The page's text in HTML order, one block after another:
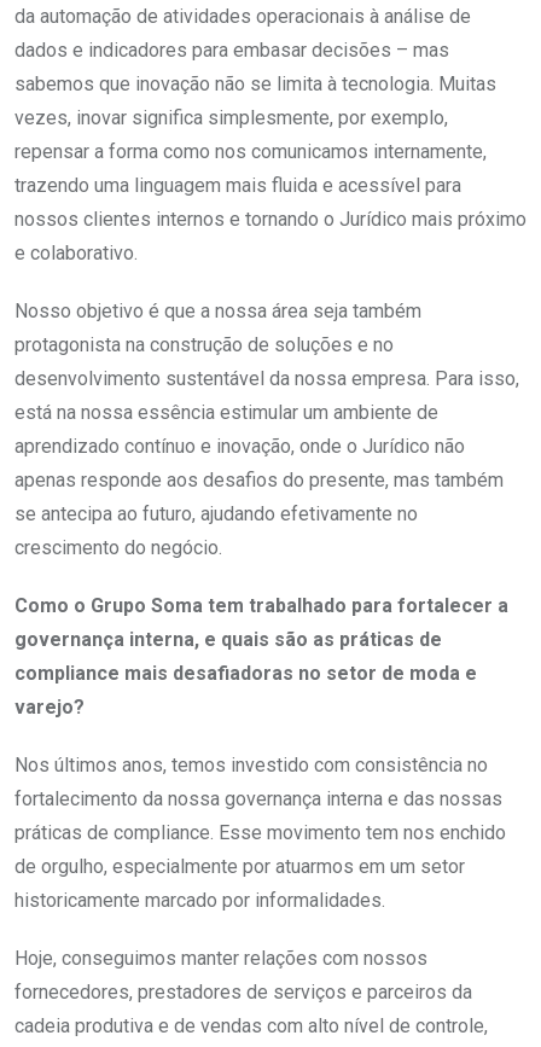
da automação de atividades operacionais à análise de
dados e indicadores para embasar decisões – mas
sabemos que inovação não se limita à tecnologia. Muitas
vezes, inovar significa simplesmente, por exemplo,
repensar a forma como nos comunicamos internamente,
trazendo uma linguagem mais fluida e acessível para
nossos clientes internos e tornando o Jurídico mais próximo
e colaborativo.
Nosso objetivo é que a nossa área seja também
protagonista na construção de soluções e no
desenvolvimento sustentável da nossa empresa. Para isso,
está na nossa essência estimular um ambiente de
aprendizado contínuo e inovação, onde o Jurídico não
apenas responde aos desafios do presente, mas também
se antecipa ao futuro, ajudando efetivamente no
crescimento do negócio.
Como o Grupo Soma tem trabalhado para fortalecer a
governança interna, e quais são as práticas de
compliance mais desafiadoras no setor de moda e
varejo?
Nos últimos anos, temos investido com consistência no
fortalecimento da nossa governança interna e das nossas
práticas de compliance. Esse movimento tem nos enchido
de orgulho, especialmente por atuarmos em um setor
historicamente marcado por informalidades.
Hoje, conseguimos manter relações com nossos
fornecedores, prestadores de serviços e parceiros da
cadeia produtiva e de vendas com alto nível de controle,